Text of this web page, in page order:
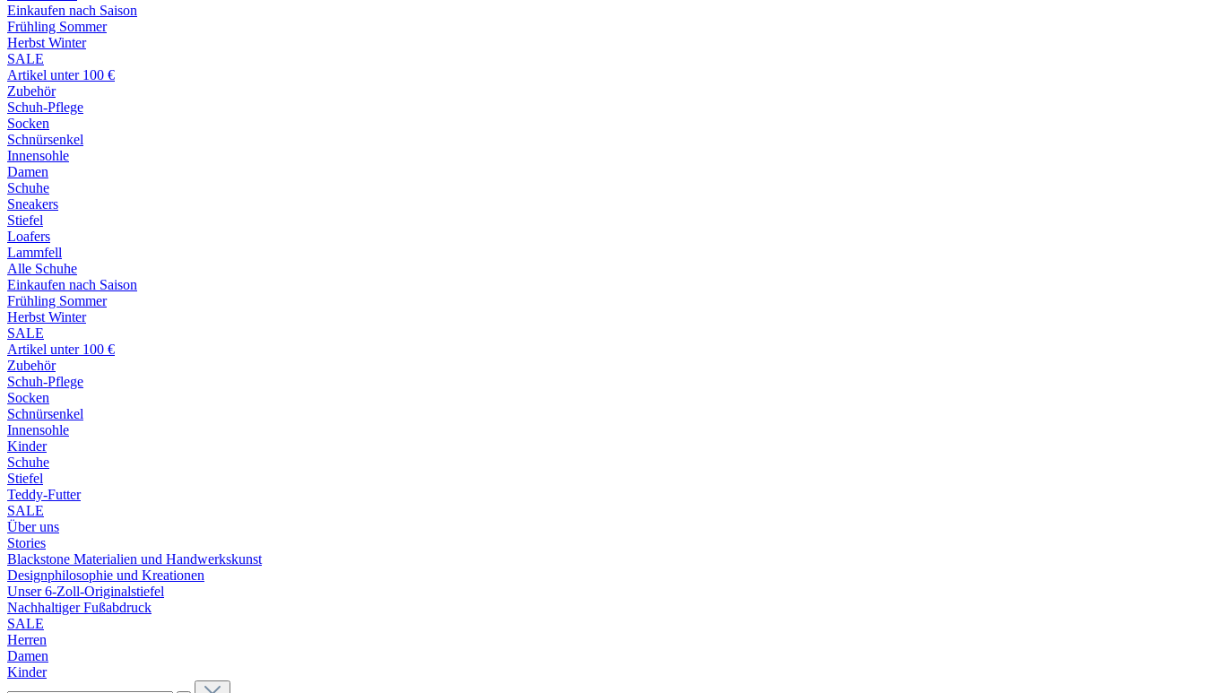
Einkaufen nach Saison
Frühling Sommer
Herbst Winter
SALE
Artikel unter 100 €
Zubehör
Schuh-Pflege
Socken
Schnürsenkel
Innensohle
Damen
Schuhe
Sneakers
Stiefel
Loafers
Lammfell
Alle Schuhe
Einkaufen nach Saison
Frühling Sommer
Herbst Winter
SALE
Artikel unter 100 €
Zubehör
Schuh-Pflege
Socken
Schnürsenkel
Innensohle
Kinder
Schuhe
Stiefel
Teddy-Futter
SALE
Über uns
Stories
Blackstone Materialien und Handwerkskunst
Designphilosophie und Kreationen
Unser 6-Zoll-Originalstiefel
Nachhaltiger Fußabdruck
SALE
Herren
Damen
Kinder